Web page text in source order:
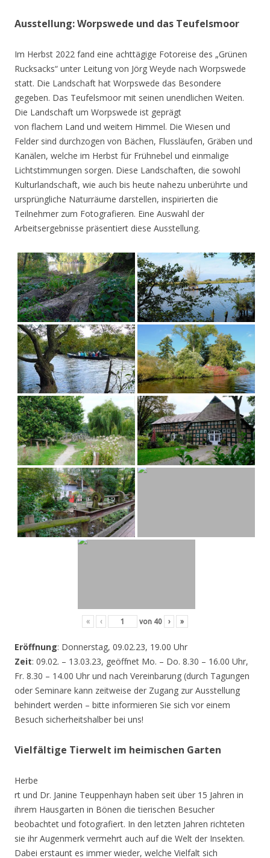
Ausstellung: Worpswede und das Teufelsmoor
Im Herbst 2022 fand eine achttägige Fotoreise des „Grünen
Rucksacks“ unter Leitung von Jörg Weyde nach Worpswede
statt. Die Landschaft hat Worpswede das Besondere
gegeben. Das Teufelsmoor mit seinen unendlichen Weiten.
Die Landschaft um Worpswede ist geprägt
von flachem Land und weitem Himmel. Die Wiesen und
Felder sind durchzogen von Bächen, Flussläufen, Gräben und
Kanälen, welche im Herbst für Frühnebel und einmalige
Lichtstimmungen sorgen. Diese Landschaften, die sowohl
Kulturlandschaft, wie auch bis heute nahezu unberührte und
ursprüngliche Naturräume darstellen, inspirierten die
Teilnehmer zum Fotografieren. Eine Auswahl der
Arbeitsergebnisse präsentiert diese Ausstellung.
« ‹ von 40 › »
Eröffnung: Donnerstag, 09.02.23, 19.00 Uhr
Zeit: 09.02. – 13.03.23, geöffnet Mo. – Do. 8.30 – 16.00 Uhr,
Fr. 8.30 – 14.00 Uhr und nach Vereinbarung (durch Tagungen
oder Seminare kann zeitweise der Zugang zur Ausstellung
behindert werden – bitte informieren Sie sich vor einem
Besuch sicherheitshalber bei uns!
Vielfältige Tierwelt im heimischen Garten
Herbe
rt und Dr. Janine Teuppenhayn haben seit über 15 Jahren in
ihrem Hausgarten in Bönen die tierischen Besucher
beobachtet und fotografiert. In den letzten Jahren richteten
sie ihr Augenmerk vermehrt auch auf die Welt der Insekten.
Dabei erstaunt es immer wieder, welche Vielfalt sich